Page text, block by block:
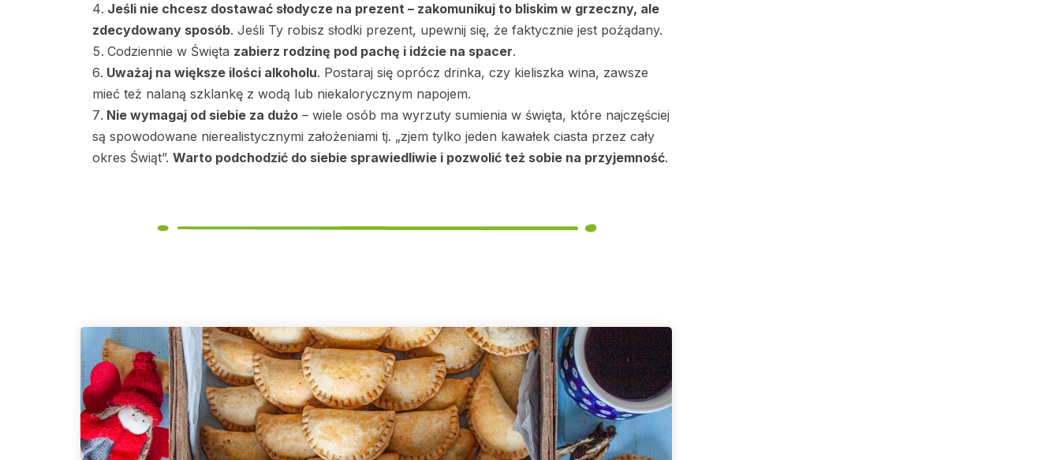
Jeśli nie chcesz dostawać słodycze na prezent – zakomunikuj to bliskim w grzeczny, ale
zdecydowany sposób. Jeśli Ty robisz słodki prezent, upewnij się, że faktycznie jest pożądany.
Codziennie w Święta zabierz rodzinę pod pachę i idźcie na spacer.
Uważaj na większe ilości alkoholu. Postaraj się oprócz drinka, czy kieliszka wina, zawsze
mieć też nalaną szklankę z wodą lub niekalorycznym napojem.
Nie wymagaj od siebie za dużo – wiele osób ma wyrzuty sumienia w święta, które najczęściej
są spowodowane nierealistycznymi założeniami tj. „zjem tylko jeden kawałek ciasta przez cały
okres Świąt”. Warto podchodzić do siebie sprawiedliwie i pozwolić też sobie na przyjemność.